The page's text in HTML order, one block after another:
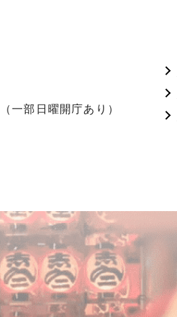
一部日曜開庁あり）